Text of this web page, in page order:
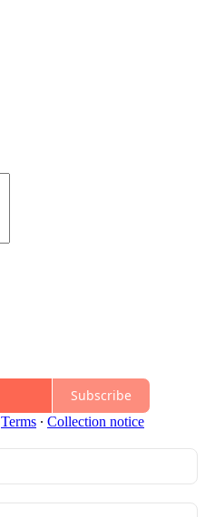
Subscribe
Terms ∙ Collection notice